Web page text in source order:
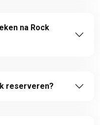
na Rock
reserveren?